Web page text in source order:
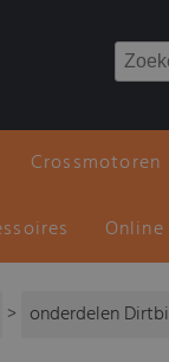
Crossmotoren
> onderdelen